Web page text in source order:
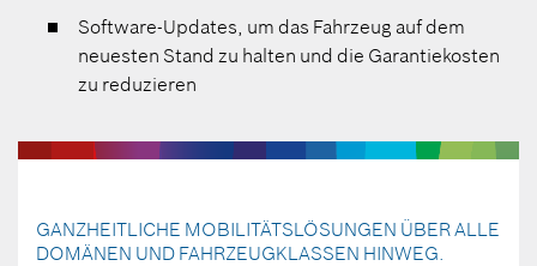
Software-Updates, um das Fahrzeug auf dem
neuesten Stand zu halten und die Garantiekosten
zu reduzieren
GANZHEITLICHE MOBILITÄTSLÖSUNGEN ÜBER ALLE
DOMÄNEN UND FAHRZEUGKLASSEN HINWEG.